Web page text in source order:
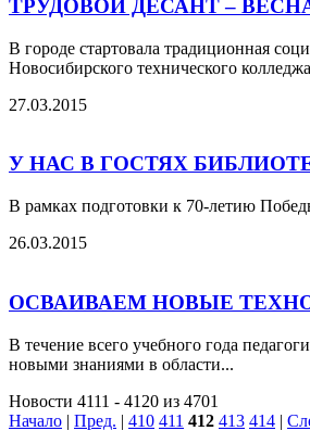
ТРУДОВОЙ ДЕСАНТ – ВЕСНА
В городе стартовала традиционная
Новосибирского технического
27.03.2015
У НАС В ГОСТЯХ
В рамках подготовки к 70-летию
26.03.2015
ОСВАИВАЕМ НОВЫЕ
В течение всего учебного года
новыми знаниями в области...
Новости 4111 - 4120 из 4701
Начало | Пред. | 410 411 412 413 414 |